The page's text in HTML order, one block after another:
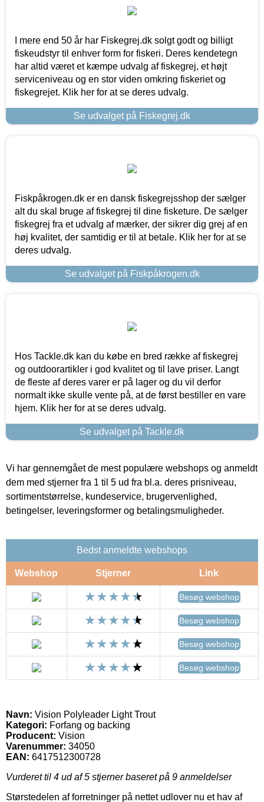
I mere end 50 år har Fiskegrej.dk solgt godt og billigt
fiskeudstyr til enhver form for fiskeri. Deres kendetegn
har altid været et kæmpe udvalg af fiskegrej, et højt
serviceniveau og en stor viden omkring fiskeriet og
fiskegrejet. Klik her for at se deres udvalg.
Se udvalget på Fiskegrej.dk
Fiskpåkrogen.dk er en dansk fiskegrejsshop der sælger
alt du skal bruge af fiskegrej til dine fisketure. De sælger
fiskegrej fra et udvalg af mærker, der sikrer dig grej af en
høj kvalitet, der samtidig er til at betale. Klik her for at se
deres udvalg.
Se udvalget på Fiskpåkrogen.dk
Hos Tackle.dk kan du købe en bred række af fiskegrej
og outdoorartikler i god kvalitet og til lave priser. Langt
de fleste af deres varer er på lager og du vil derfor
normalt ikke skulle vente på, at de først bestiller en vare
hjem. Klik her for at se deres udvalg.
Se udvalget på Tackle.dk
Vi har gennemgået de mest populære webshops og anmeldt
dem med stjerner fra 1 til 5 ud fra bl.a. deres prisniveau,
sortimentstørrelse, kundeservice, brugervenlighed,
betingelser, leveringsformer og betalingsmuligheder.
Bedst anmeldte webshops
Webshop Stjerner Link
Besøg webshop
Besøg webshop
Besøg webshop
Besøg webshop
Navn: Vision Polyleader Light Trout
Kategori: Forfang og backing
Producent: Vision
Varenummer: 34050
EAN: 6417512300728
Vurderet til 4 ud af 5 stjerner baseret på 9 anmeldelser
Størstedelen af forretninger på nettet udlover nu et hav af